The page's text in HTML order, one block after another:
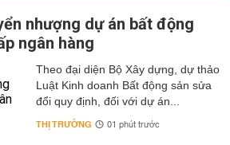
nhượng dự án bất động
ngân hàng
Theo đại diện Bộ Xây dựng, dự thảo
Luật Kinh doanh Bất động sản sửa
đổi quy định, đối với dự án...
THỊ TRƯỜNG 01 phút trước